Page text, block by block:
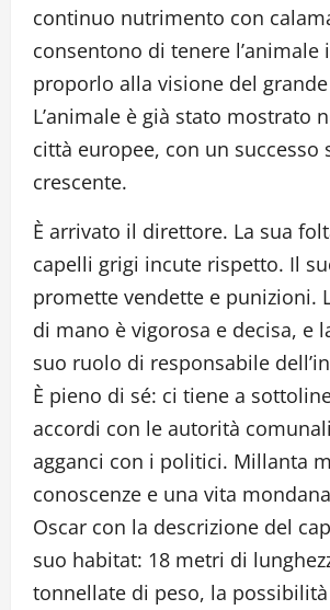
continuo nutrimento con
consentono di tenere l’animale
proporlo alla visione del
L’animale è già stato mostrato
città europee, con un successo
crescente.
È arrivato il direttore. La sua
capelli grigi incute rispetto. Il
promette vendette e punizioni.
di mano è vigorosa e decisa, e
suo ruolo di responsabile
È pieno di sé: ci tiene a
accordi con le autorità
agganci con i politici. Millanta
conoscenze e una vita
Oscar con la descrizione del
suo habitat: 18 metri di
tonnellate di peso, la